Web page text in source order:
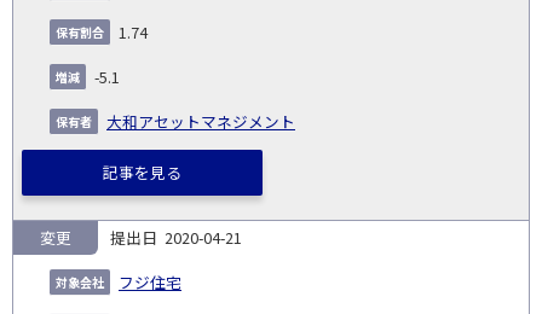
1.74
-5.1
大和アセットマネジメント
記事を見る
2020-04-21
フジ住宅
変更